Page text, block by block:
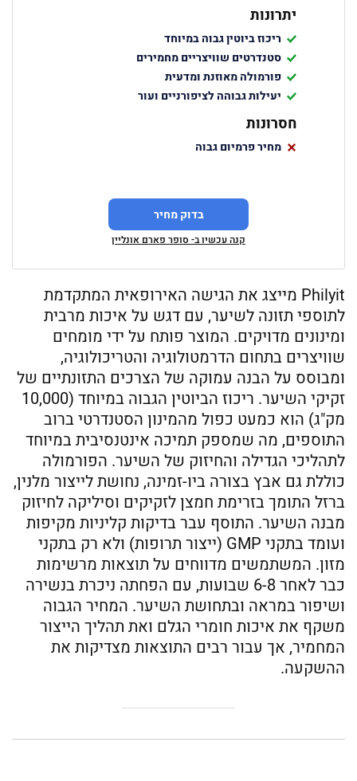
יתרונות
ריכוז ביוטין גבוה במיוחד
סטנדרטים שוויצריים מחמירים
פורמולה מאוזנת ומדעית
יעילות גבוהה לציפורניים ועור
חסרונות
מחיר פרמיום גבוה
בדוק מחיר
קנה עכשיו ב- סופר פארם אונליין
Philyit מייצג את הגישה האירופאית המתקדמת
לתוספי תזונה לשיער, עם דגש על איכות מרבית
ומינונים מדויקים. המוצר פותח על ידי מומחים
שוויצרים בתחום הדרמטולוגיה והטריכולוגיה,
ומבוסס על הבנה עמוקה של הצרכים התזונתיים של
זקיקי השיער. ריכוז הביוטין הגבוה במיוחד (10,000
מק"ג) הוא כמעט כפול מהמינון הסטנדרטי ברוב
התוספים, מה שמספק תמיכה אינטנסיבית במיוחד
לתהליכי הגדילה והחיזוק של השיער. הפורמולה
כוללת גם אבץ בצורה ביו-זמינה, נחושת לייצור מלנין,
ברזל התומך בזרימת חמצן לזקיקים וסיליקה לחיזוק
מבנה השיער. התוסף עבר בדיקות קליניות מקיפות
ועומד בתקני GMP (ייצור תרופות) ולא רק בתקני
מזון. המשתמשים מדווחים על תוצאות מרשימות
כבר לאחר 6-8 שבועות, עם הפחתה ניכרת בנשירה
ושיפור במראה ובתחושת השיער. המחיר הגבוה
משקף את איכות חומרי הגלם ואת תהליך הייצור
המחמיר, אך עבור רבים התוצאות מצדיקות את
ההשקעה.